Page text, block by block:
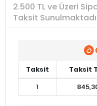
2.500 TL ve Üzeri
Taksit
Taksit Taksit
1